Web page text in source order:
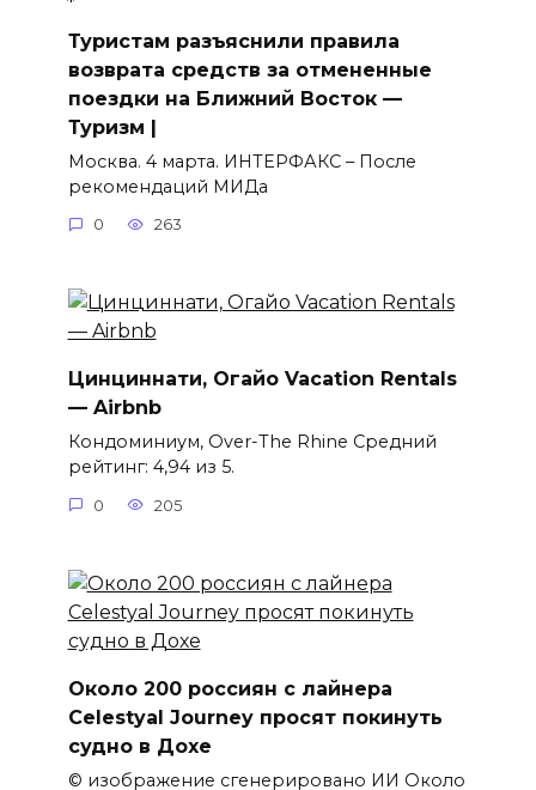
Туристам разъяснили правила
возврата средств за отмененные
поездки на Ближний Восток —
Туризм |
Москва. 4 марта. ИНТЕРФАКС – После
рекомендаций МИДа
0 263
Цинциннати, Огайо Vacation Rentals
— Airbnb
Кондоминиум, Over-The Rhine Средний
рейтинг: 4,94 из 5.
0 205
Около 200 россиян с лайнера
Celestyal Journey просят покинуть
судно в Дохе
© изображение сгенерировано ИИ Около